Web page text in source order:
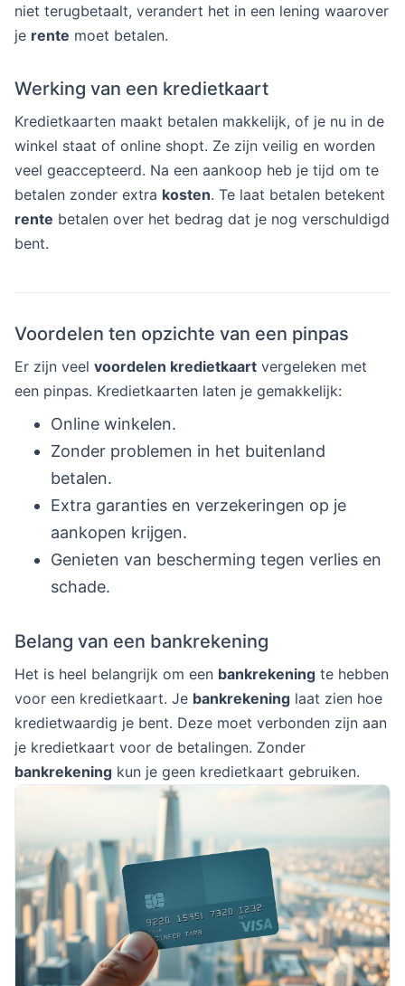
niet terugbetaalt, verandert het in een lening waarover
je rente moet betalen.
Werking van een kredietkaart
Kredietkaarten maakt betalen makkelijk, of je nu in de
winkel staat of online shopt. Ze zijn veilig en worden
veel geaccepteerd. Na een aankoop heb je tijd om te
betalen zonder extra kosten. Te laat betalen betekent
rente betalen over het bedrag dat je nog verschuldigd
bent.
Voordelen ten opzichte van een pinpas
Er zijn veel voordelen kredietkaart vergeleken met
een pinpas. Kredietkaarten laten je gemakkelijk:
Online winkelen.
Zonder problemen in het buitenland
betalen.
Extra garanties en verzekeringen op je
aankopen krijgen.
Genieten van bescherming tegen verlies en
schade.
Belang van een bankrekening
Het is heel belangrijk om een bankrekening te hebben
voor een kredietkaart. Je bankrekening laat zien hoe
kredietwaardig je bent. Deze moet verbonden zijn aan
je kredietkaart voor de betalingen. Zonder
bankrekening kun je geen kredietkaart gebruiken.